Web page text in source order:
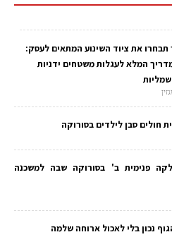
תבחרו את ציוד השינוע המתאים לעסק:
המלא לעגלות משטחים ידניות
חולים סבן לילדים בסורוקה
פנימית ב' בסורוקה שבה למשכנה
נכון בלי לאכול ארוחה שלמה